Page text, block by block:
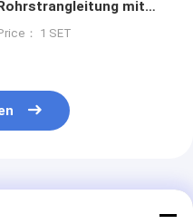
mit
： 1 SET